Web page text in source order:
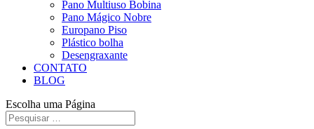
Pano Multiuso Bobina
Pano Mágico Nobre
Europano Piso
Plástico bolha
Desengraxante
CONTATO
BLOG
Escolha uma Página